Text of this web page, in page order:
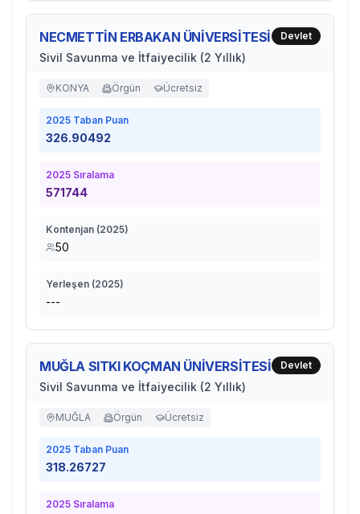
NECMETTİN ERBAKAN ÜNİVERSİTESİ
Sivil Savunma ve İtfaiyecilik (2 Yıllık)
Devlet
KONYA Örgün Ücretsiz
2025 Taban Puan
326.90492
2025 Sıralama
571744
Kontenjan (2025)
50
Yerleşen (2025)
---
MUĞLA SITKI KOÇMAN ÜNİVERSİTESİ
Sivil Savunma ve İtfaiyecilik (2 Yıllık)
Devlet
MUĞLA Örgün Ücretsiz
2025 Taban Puan
318.26727
2025 Sıralama